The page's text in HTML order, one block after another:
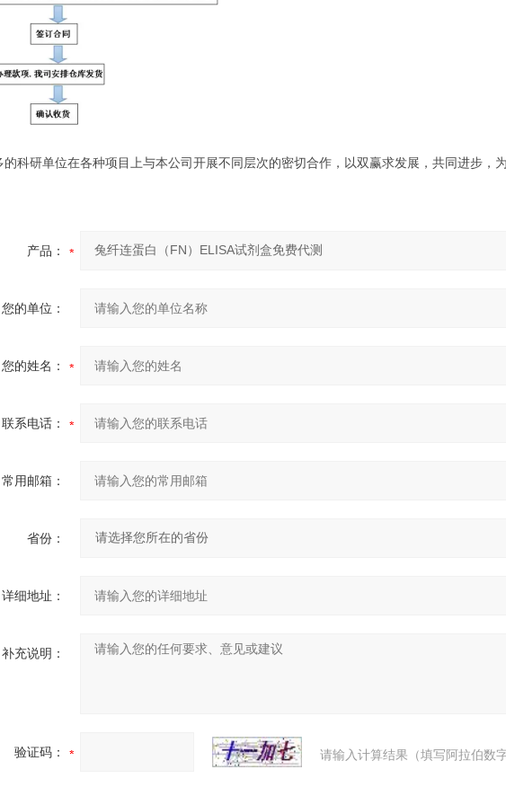
的科研单位在各种项目上与本公司开展不同层次的密切合作，以双赢求发展，共同进步，
产品：
您的单位：
您的姓名：
联系电话：
常用邮箱：
省份：
详细地址：
补充说明：
验证码： 请输入计算结果（填写阿拉伯数